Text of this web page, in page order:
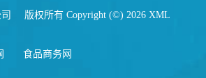
版权所有 Copyright (©) 2026 XML
食品商务网